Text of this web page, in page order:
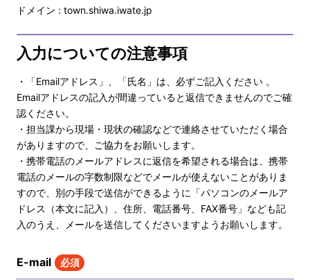
ドメイン : town.shiwa.iwate.jp
入力についての注意事項
・「Emailアドレス」、「氏名」は、必ずご記入ください 。
Emailアドレスの記入が間違っていると返信できませんのでご確
認ください。
・担当課から現場・現状の確認などで連絡させていただく場合
がありますので、ご協力をお願いします。
・携帯電話のメールアドレスに返信を希望される場合は、携帯
電話のメールの字数制限などでメールが使えないことがありま
すので、別の手段で送信ができるように「パソコンのメールア
ドレス（本文に記入）、住所、電話番号、FAX番号」なども記
入のうえ、メールを送信してくださいますようお願いします。
E-mail 必須